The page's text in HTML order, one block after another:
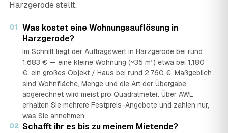
Harzgerode stellt.
01 Was kostet eine Wohnungsauflösung in
Harzgerode?
Im Schnitt liegt der Auftragswert in Harzgerode bei rund
1.683 € — eine kleine Wohnung (~35 m²) etwa bei 1.180
€, ein großes Objekt / Haus bei rund 2.760 €. Maßgeblich
sind Wohnfläche, Menge und die Art der Übergabe,
abgerechnet wird meist pro Quadratmeter. Über AWL
erhalten Sie mehrere Festpreis-Angebote und zahlen nur,
was Sie annehmen.
02 Schafft ihr es bis zu meinem Mietende?